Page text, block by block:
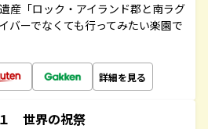
産「ロック・アイランド郡と南ラグ
バーでなくても行ってみたい楽園で
詳細を見る
世界の祝祭